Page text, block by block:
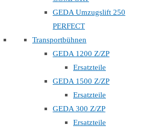
GEDA Umzugslift 250
PERFECT
Transportbühnen
GEDA 1200 Z/ZP
Ersatzteile
GEDA 1500 Z/ZP
Ersatzteile
GEDA 300 Z/ZP
Ersatzteile